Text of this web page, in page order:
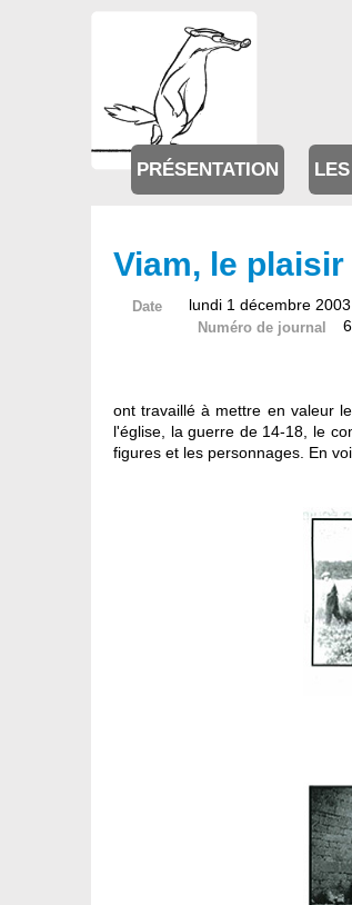
PRÉSENTATION
Viam, le
Date lundi 1 décembre
Numéro de journal 6
ont travaillé à mettre en valeur
l'église, la guerre de 14-18, le
figures et les personnages. En